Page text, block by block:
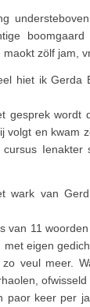
zölf jam,
hiet ik Gerda
gesprek
en kwam
wark van
van 11
eigen
zo veul
ofwisseld
keer per